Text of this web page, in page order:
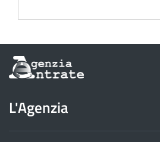
Informazioni
sul
dell'Agenzia
delle
Entrate
L'Agenzia